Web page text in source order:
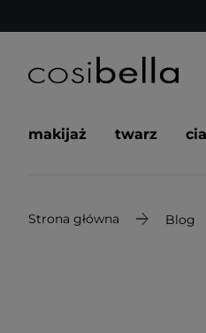
makijaż twarz
Strona główna Blog